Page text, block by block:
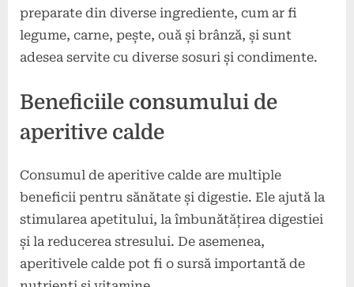
preparate din diverse ingrediente, cum ar fi
legume, carne, pește, ouă și brânză, și sunt
adesea servite cu diverse sosuri și condimente.
Beneficiile consumului de
aperitive calde
Consumul de aperitive calde are multiple
beneficii pentru sănătate și digestie. Ele ajută la
stimularea apetitului, la îmbunătățirea digestiei
și la reducerea stresului. De asemenea,
aperitivele calde pot fi o sursă importantă de